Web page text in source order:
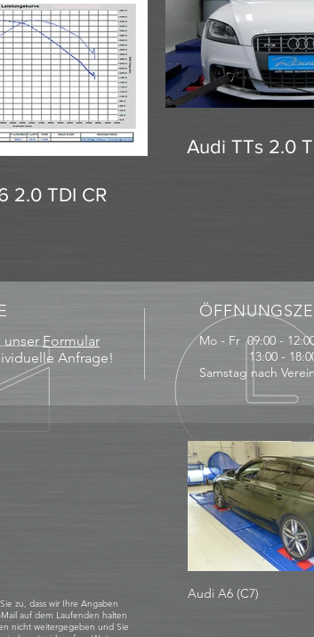
2.0 TDI CR
Audi TTs 2.0
unser Formular
Anfrage!
Mo - Fr 09:00 -
13:00 - 18:00
Samstag nach
zu, dass wir Ihre Angaben
auf dem Laufenden halten
nicht weitergegeben und Sie
Audi A6 (C7)